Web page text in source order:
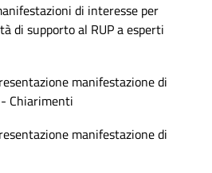
di interesse per
di supporto al RUP a esperti
manifestazione di
Chiarimenti
manifestazione di